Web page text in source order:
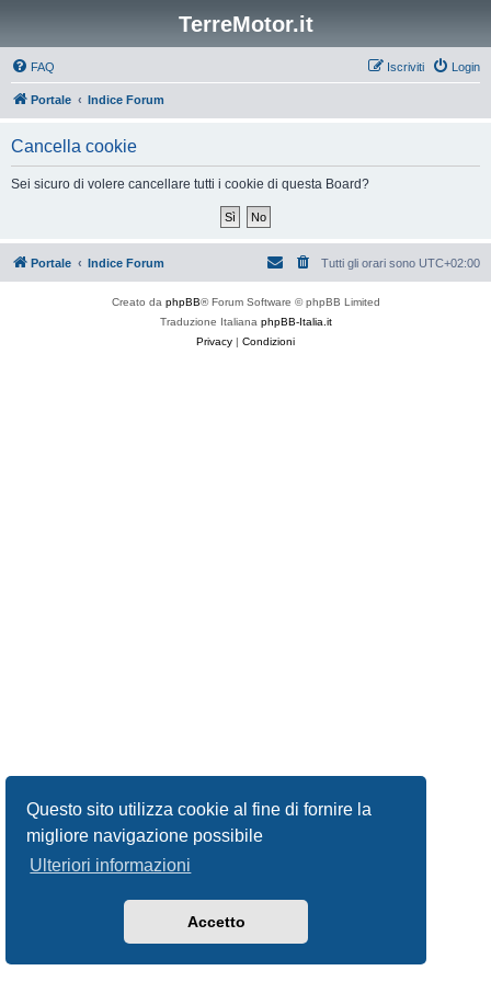
Questo sito utilizza cookie al fine di fornire la
migliore navigazione possibile
Ulteriori informazioni
Accetto
TerreMotor.it
FAQ Login
Iscriviti
Portale Indice Forum
Cancella cookie
Sei sicuro di volere cancellare tutti i cookie di questa Board?
Portale Indice Forum Tutti gli orari sono UTC+02:00
Creato da phpBB® Forum Software © phpBB Limited
Traduzione Italiana phpBB-Italia.it
Privacy | Condizioni